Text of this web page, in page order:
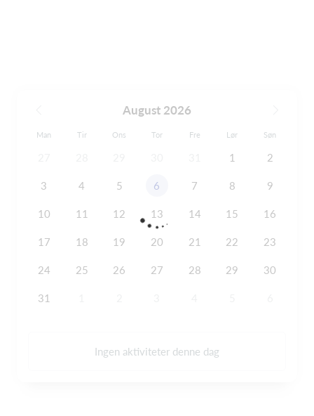
August 2026
Man Tir Ons Tor Fre Lør Søn
1 2
3 4 5 6 7 8 9
10 11 12 13 14 15 16
17 18 19 20 21 22 23
24 25 26 27 28 29 30
31
Ingen aktiviteter denne dag